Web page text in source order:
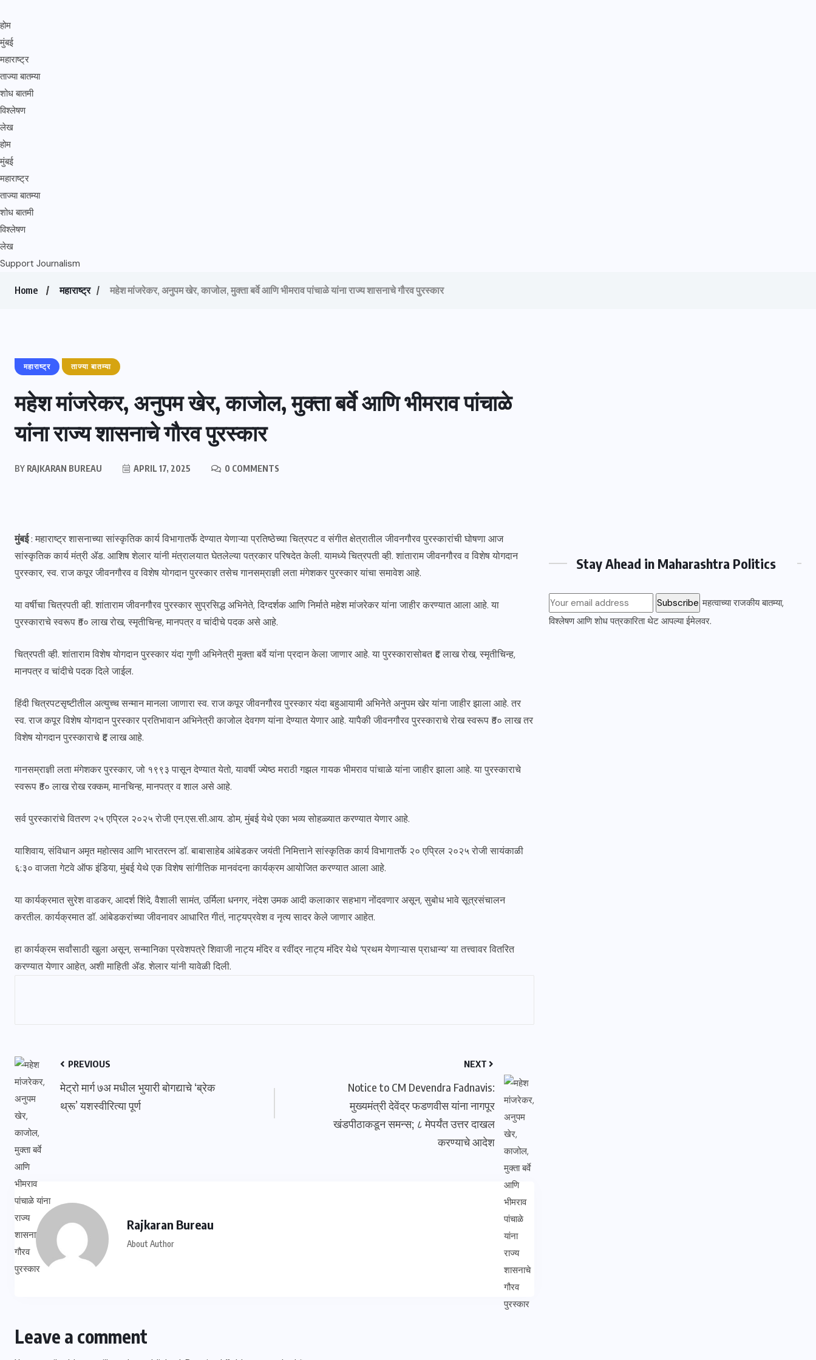
होम
मुंबई
महाराष्ट्र
ताज्या बातम्या
शोध बातमी
विश्लेषण
लेख
होम
मुंबई
महाराष्ट्र
ताज्या बातम्या
शोध बातमी
विश्लेषण
लेख
Support Journalism
Home महाराष्ट्र महेश मांजरेकर, अनुपम खेर, काजोल, मुक्ता बर्वे आणि भीमराव पांचाळे यांना राज्य शासनाचे गौरव पुरस्कार
महाराष्ट्र ताज्या बातम्या
महेश मांजरेकर, अनुपम खेर, काजोल, मुक्ता बर्वे आणि भीमराव पांचाळे
यांना राज्य शासनाचे गौरव पुरस्कार
BY RAJKARAN BUREAU APRIL 17, 2025 0 COMMENTS
मुंबई: महाराष्ट्र शासनाच्या सांस्कृतिक कार्य विभागातर्फे देण्यात येणाऱ्या प्रतिष्ठेच्या चित्रपट व संगीत क्षेत्रातील जीवनगौरव पुरस्कारांची घोषणा आज
सांस्कृतिक कार्य मंत्री ॲड. आशिष शेलार यांनी मंत्रालयात घेतलेल्या पत्रकार परिषदेत केली. यामध्ये चित्रपती व्ही. शांताराम जीवनगौरव व विशेष योगदान
पुरस्कार, स्व. राज कपूर जीवनगौरव व विशेष योगदान पुरस्कार तसेच गानसम्राज्ञी लता मंगेशकर पुरस्कार यांचा समावेश आहे.
या वर्षीचा चित्रपती व्ही. शांताराम जीवनगौरव पुरस्कार सुप्रसिद्ध अभिनेते, दिग्दर्शक आणि निर्माते महेश मांजरेकर यांना जाहीर करण्यात आला आहे. या
पुरस्काराचे स्वरूप ₹१० लाख रोख, स्मृतीचिन्ह, मानपत्र व चांदीचे पदक असे आहे.
चित्रपती व्ही. शांताराम विशेष योगदान पुरस्कार यंदा गुणी अभिनेत्री मुक्ता बर्वे यांना प्रदान केला जाणार आहे. या पुरस्कारासोबत ₹६ लाख रोख, स्मृतीचिन्ह,
मानपत्र व चांदीचे पदक दिले जाईल.
हिंदी चित्रपटसृष्टीतील अत्युच्च सन्मान मानला जाणारा स्व. राज कपूर जीवनगौरव पुरस्कार यंदा बहुआयामी अभिनेते अनुपम खेर यांना जाहीर झाला आहे. तर
स्व. राज कपूर विशेष योगदान पुरस्कार प्रतिभावान अभिनेत्री काजोल देवगण यांना देण्यात येणार आहे. यापैकी जीवनगौरव पुरस्काराचे रोख स्वरूप ₹१० लाख तर
विशेष योगदान पुरस्काराचे ₹६ लाख आहे.
गानसम्राज्ञी लता मंगेशकर पुरस्कार, जो १९९३ पासून देण्यात येतो, यावर्षी ज्येष्ठ मराठी गझल गायक भीमराव पांचाळे यांना जाहीर झाला आहे. या पुरस्काराचे
स्वरूप ₹१० लाख रोख रक्कम, मानचिन्ह, मानपत्र व शाल असे आहे.
सर्व पुरस्कारांचे वितरण २५ एप्रिल २०२५ रोजी एन.एस.सी.आय. डोम, मुंबई येथे एका भव्य सोहळ्यात करण्यात येणार आहे.
याशिवाय, संविधान अमृत महोत्सव आणि भारतरत्न डॉ. बाबासाहेब आंबेडकर जयंती निमित्ताने सांस्कृतिक कार्य विभागातर्फे २० एप्रिल २०२५ रोजी सायंकाळी
६:३० वाजता गेटवे ऑफ इंडिया, मुंबई येथे एक विशेष सांगीतिक मानवंदना कार्यक्रम आयोजित करण्यात आला आहे.
या कार्यक्रमात सुरेश वाडकर, आदर्श शिंदे, वैशाली सामंत, उर्मिला धनगर, नंदेश उमक आदी कलाकार सहभाग नोंदवणार असून, सुबोध भावे सूत्रसंचालन
करतील. कार्यक्रमात डॉ. आंबेडकरांच्या जीवनावर आधारित गीतं, नाट्यप्रवेश व नृत्य सादर केले जाणार आहेत.
हा कार्यक्रम सर्वांसाठी खुला असून, सन्मानिका प्रवेशपत्रे शिवाजी नाट्य मंदिर व रवींद्र नाट्य मंदिर येथे ‘प्रथम येणाऱ्यास प्राधान्य’ या तत्त्वावर वितरित
करण्यात येणार आहेत, अशी माहिती ॲड. शेलार यांनी यावेळी दिली.
PREVIOUS
मेट्रो मार्ग ७अ मधील भुयारी बोगद्याचे ‘ब्रेक
थ्रू’ यशस्वीरित्या पूर्ण
NEXT
Notice to CM Devendra Fadnavis:
मुख्यमंत्री देवेंद्र फडणवीस यांना नागपूर
खंडपीठाकडून समन्स; ८ मेपर्यंत उत्तर दाखल
करण्याचे आदेश
Rajkaran Bureau
About Author
Leave a comment
Stay Ahead in Maharashtra Politics
महत्वाच्या राजकीय बातम्या,
विश्लेषण आणि शोध पत्रकारिता थेट आपल्या ईमेलवर.